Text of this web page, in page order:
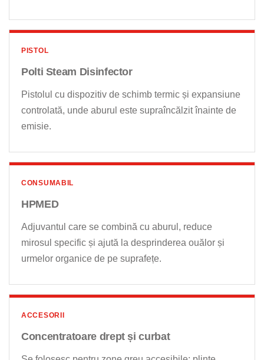
PISTOL
Polti Steam Disinfector
Pistolul cu dispozitiv de schimb termic și expansiune
controlată, unde aburul este supraîncălzit înainte de
emisie.
CONSUMABIL
HPMED
Adjuvantul care se combină cu aburul, reduce
mirosul specific și ajută la desprinderea ouălor și
urmelor organice de pe suprafețe.
ACCESORII
Concentratoare drept și curbat